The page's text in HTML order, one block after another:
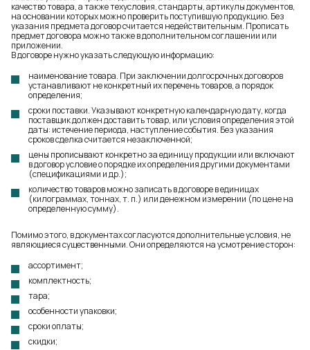
качество товара, а также техусловия, стандарты, артикулы документов,
на основании которых можно проверить поступившую продукцию. Без
указания предмета договор считается недействительным. Прописать
предмет договора можно также в дополнительном соглашении или
приложении.
В договоре нужно указать следующую информацию:
наименование товара. При заключении долгосрочных договоров
устанавливают не конкретный их перечень товаров, а порядок
определения;
сроки поставки. Указывают конкретную календарную дату, когда
поставщик должен доставить товар, или условия определения этой
даты: истечение периода, наступление события. Без указания
сроков сделка считается незаключенной;
цены прописывают конкретно за единицу продукции или включают
в договор условие о порядке их определения другими документами
(спецификациями и др.);
количество товаров можно записать в договоре в единицах
(килограммах, тоннах, т. п.) или денежном измерении (по цене на
определенную сумму).
Помимо этого, в документах согласуются дополнительные условия, не
являющиеся существенными. Они определяются на усмотрение сторон:
ассортимент;
комплектность;
тара;
особенности упаковки;
сроки оплаты;
скидки;